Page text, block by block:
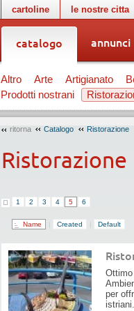
cartoline le nostre citta
catalogo annunci
Altro Arte Artigianato
Prodotti nostrani
ritorna Catalogo Ristorazione
Ristorazione
1 2 3 4 5 6
Name Created Default
per
istriani.